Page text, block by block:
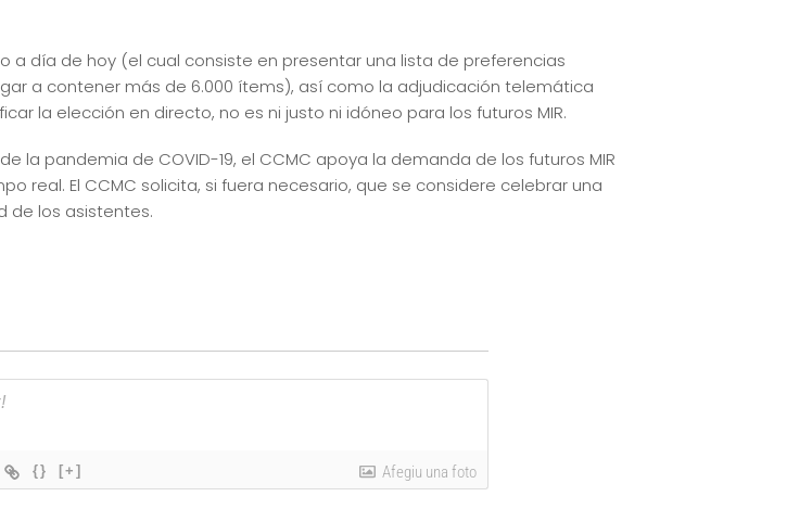
a día de hoy (el cual consiste en presentar una lista de preferencias
a contener más de 6.000 ítems), así como la adjudicación telemática
la elección en directo, no es ni justo ni idóneo para los futuros MIR.
pandemia de COVID-19, el CCMC apoya la demanda de los futuros MIR
real. El CCMC solicita, si fuera necesario, que se considere celebrar una
de los asistentes.
{} [+] Afegiu una foto